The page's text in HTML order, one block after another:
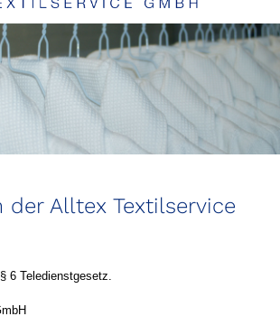
der Alltex Textilservice
6 Teledienstgesetz.